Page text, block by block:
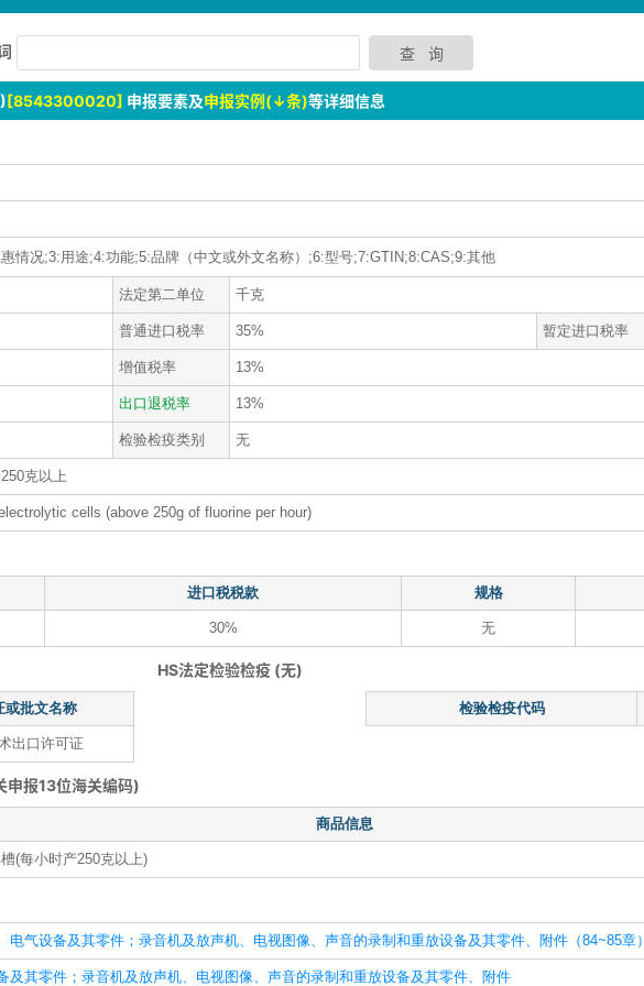
[8543300020] 申报要素及申报实例(↓条)等详细信息
情况;3:用途;4:功能;5:品牌（中文或外文名称）;6:型号;7:GTIN;8:CAS;9:其他
法定第二单位 千克
普通进口税率 35% 暂定进口税率
增值税率 13%
出口退税率 13%
检验检疫类别 无
克以上
cells (above 250g of fluorine per hour)
进口税税款 规格
30% 无
HS法定检验检疫 (无)
或批文名称
出口许可证
检验检疫代码
报13位海关编码)
商品信息
(每小时产250克以上)
电气设备及其零件；录音机及放声机、电视图像、声音的录制和重放设备及其零件、附件（84~85章）
及其零件；录音机及放声机、电视图像、声音的录制和重放设备及其零件、附件